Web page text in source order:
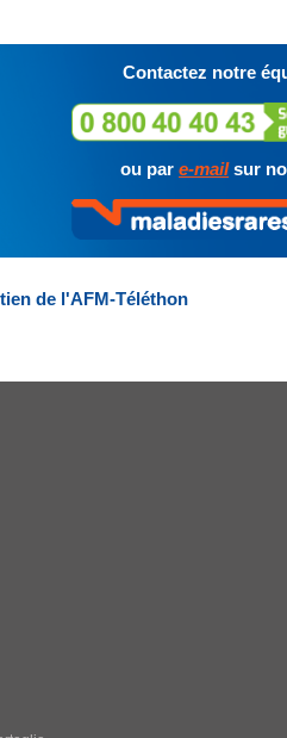
Contactez notre
ou par e-mailsur
de l'AFM-Téléthon